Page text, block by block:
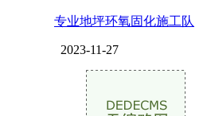
专业地坪环氧固化施工队
2023-11-27